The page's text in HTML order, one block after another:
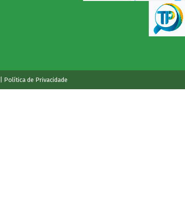
| Política de Privacidade